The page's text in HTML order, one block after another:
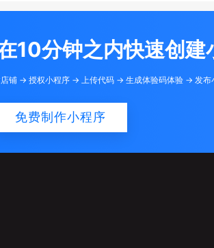
10分钟之内快速创建
铺 -> 授权小程序 -> 上传代码 -> 生成体验码体验 -> 发布
免费制作小程序